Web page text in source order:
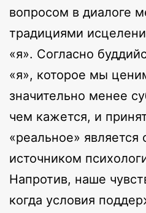
вопросом в диалоге
традициями
«я». Согласно
«я», которое мы
значительно менее
чем кажется, и
«реальное»
источником
Напротив, наше
когда условия